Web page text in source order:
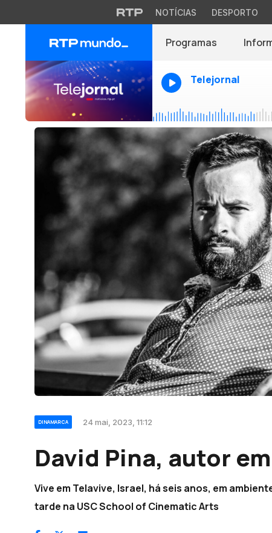
NOTÍCIAS DESPORTO
Programas
Telejornal
DINAMARCA 24 mai, 2023, 11:12
David Pina, autor
Vive em Telavive, Israel, há seis anos, em
tarde na USC School of Cinematic Arts